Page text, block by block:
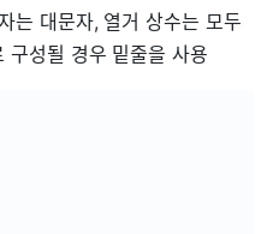
는 대문자, 열거 상수는 모두
구성될 경우 밑줄을 사용